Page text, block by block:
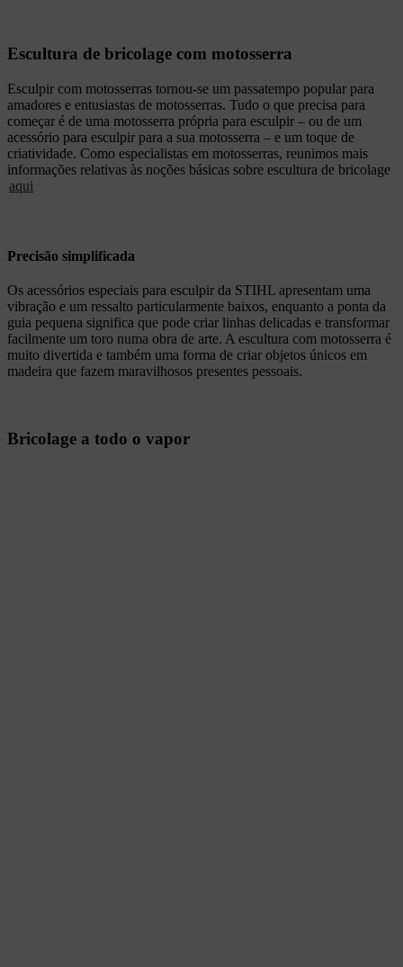
Escultura de bricolage com motosserra
Esculpir com motosserras tornou-se um passatempo popular para
amadores e entusiastas de motosserras. Tudo o que precisa para
começar é de uma motosserra própria para esculpir – ou de um
acessório para esculpir para a sua motosserra – e um toque de
criatividade. Como especialistas em motosserras, reunimos mais
informações relativas às noções básicas sobre escultura de bricolage
aqui
Precisão simplificada
Os acessórios especiais para esculpir da STIHL apresentam uma
vibração e um ressalto particularmente baixos, enquanto a ponta da
guia pequena significa que pode criar linhas delicadas e transformar
facilmente um toro numa obra de arte. A escultura com motosserra é
muito divertida e também uma forma de criar objetos únicos em
madeira que fazem maravilhosos presentes pessoais.
Bricolage a todo o vapor